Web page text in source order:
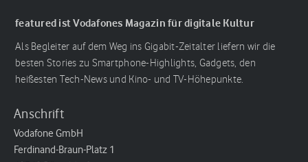
featured ist Vodafones Magazin für digitale Kultur
Als Begleiter auf dem Weg ins Gigabit-Zeitalter liefern wir die
besten Stories zu Smartphone-Highlights, Gadgets, den
heißesten Tech-News und Kino- und TV-Höhepunkte.
Anschrift
Vodafone GmbH
Ferdinand-Braun-Platz 1